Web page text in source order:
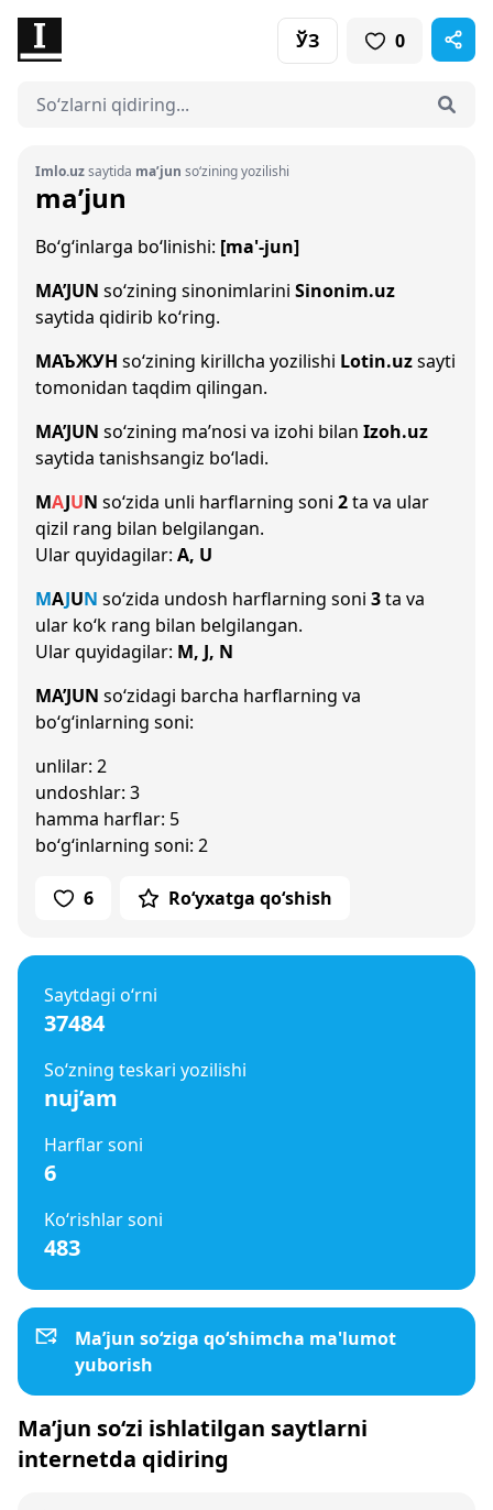
ЎЗ 0
Imlo.uzsaytida ma’jun so‘zining yozilishi
ma’jun
Bo‘g‘inlarga bo‘linishi: [ma'-jun]
MA’JUN so‘zining sinonimlarini Sinonim.uz
saytida qidirib ko‘ring.
МАЪЖУН so‘zining kirillcha yozilishi Lotin.uzsayti
tomonidan taqdim qilingan.
MA’JUN so‘zining ma’nosi va izohi bilan Izoh.uz
saytida tanishsangiz bo‘ladi.
MAJUN so‘zida unli harflarning soni 2ta va ular
qizil rang bilan belgilangan.
Ular quyidagilar: A, U
MAJUN so‘zida undosh harflarning soni 3ta va
ular ko‘k rang bilan belgilangan.
Ular quyidagilar: M, J, N
MA’JUN so‘zidagi barcha harflarning va
bo‘g‘inlarning soni:
unlilar: 2
undoshlar: 3
hamma harflar: 5
bo‘g‘inlarning soni: 2
6 Ro‘yxatga qo‘shish
Saytdagi o‘rni
37484
So‘zning teskari yozilishi
nuj’am
Harflar soni
6
Ko‘rishlar soni
483
Ma’jun so‘ziga qo‘shimcha ma'lumot
yuborish
Ma’jun so‘zi ishlatilgan saytlarni
internetda qidiring